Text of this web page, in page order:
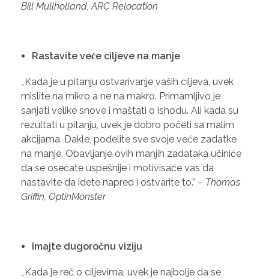
Bill Mullholland, ARC Relocation
Rastavite veće ciljeve na manje
,,Kada je u pitanju ostvarivanje vaših ciljeva, uvek
mislite na mikro a ne na makro. Primamljivo je
sanjati velike snove i maštati o ishodu. Ali kada su
rezultati u pitanju, uvek je dobro početi sa malim
akcijama. Dakle, podelite sve svoje veće zadatke
na manje. Obavljanje ovih manjih zadataka učiniće
da se osećate uspešnije i motivisaće vas da
nastavite da idete napred i ostvarite to.” – Thomas
Griffin, OptinMonster
Imajte dugoročnu viziju
,,Kada je reč o ciljevima, uvek je najbolje da se